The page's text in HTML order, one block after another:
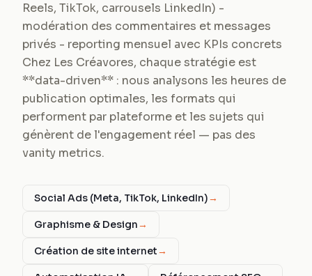
Reels, TikTok, carrousels LinkedIn) -
modération des commentaires et messages
privés - reporting mensuel avec KPIs concrets
Chez Les Créavores, chaque stratégie est
**data-driven** : nous analysons les heures de
publication optimales, les formats qui
performent par plateforme et les sujets qui
génèrent de l'engagement réel — pas des
vanity metrics.
Social Ads (Meta, TikTok, LinkedIn)→
Graphisme & Design→
Création de site internet→